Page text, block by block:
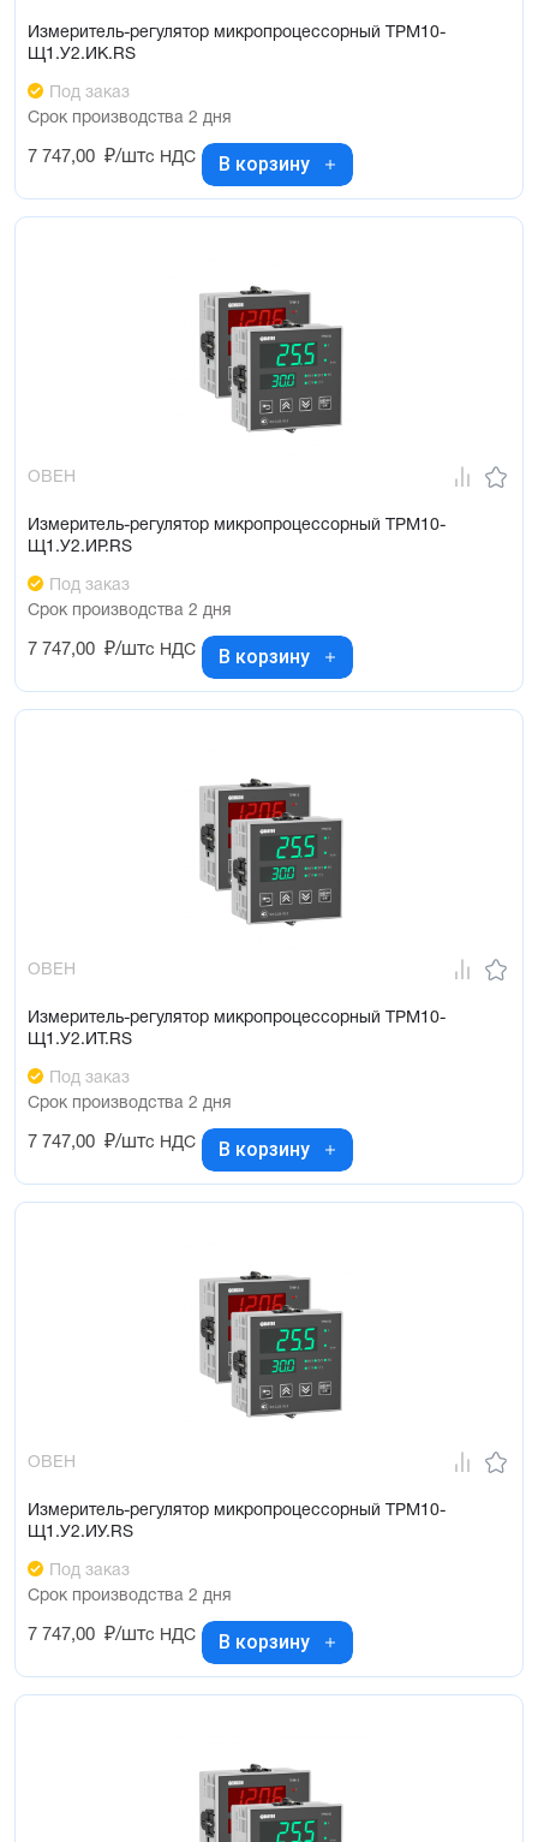
Измеритель-регулятор микропроцессорный ТРМ10-
Щ1.У2.ИК.RS
Под заказ
Срок производства 2 дня
7 747,00 ₽/штс НДС В корзину
ОВЕН
Измеритель-регулятор микропроцессорный ТРМ10-
Щ1.У2.ИР.RS
Под заказ
Срок производства 2 дня
7 747,00 ₽/штс НДС В корзину
ОВЕН
Измеритель-регулятор микропроцессорный ТРМ10-
Щ1.У2.ИТ.RS
Под заказ
Срок производства 2 дня
7 747,00 ₽/штс НДС В корзину
ОВЕН
Измеритель-регулятор микропроцессорный ТРМ10-
Щ1.У2.ИУ.RS
Под заказ
Срок производства 2 дня
7 747,00 ₽/штс НДС В корзину